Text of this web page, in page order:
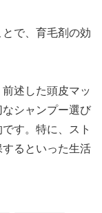
で、育毛剤の効
述した頭皮マッ
シャンプー選び
す。特に、スト
るといった生活